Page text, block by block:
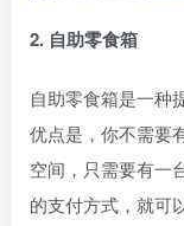
2. 自助零食箱
自助零食箱是一种
优点是，你不需要
空间，只需要有一
的支付方式，就可